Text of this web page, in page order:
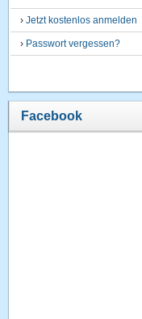
›Jetzt kostenlos anmelden
› Passwort vergessen?
Facebook